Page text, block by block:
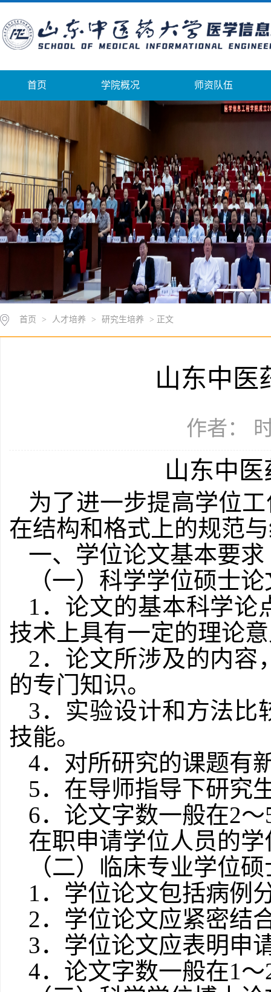
首页 学院概况 师资队伍
首页 > 人才培养 > 研究生培养 > 正文
山东中医
作者：
山东中
为了进一步提高学位
在结构和格式上的规范
一、学位论文基本要求
（一）科学学位硕士论
1 ．论文的基本科学论
技术上具有一定的理论
2 ．论文所涉及的内容
的专门知识。
3 ．实验设计和方法比
技能。
4．对所研究的课题有
5．在导师指导下研究
6．论文字数一般在2～
在职申请学位人员的
（二）临床专业学位
1 ．学位论文包括病例
2．学位论文应紧密结
3．学位论文应表明申
4．论文字数一般在1～